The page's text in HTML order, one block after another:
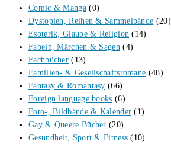
Comic & Manga (0)
Dystopien, Reihen & Sammelbände (20)
Esoterik, Glaube & Religion (14)
Fabeln, Märchen & Sagen (4)
Fachbücher (13)
Familien- & Gesellschaftsromane (48)
Fantasy & Romantasy (66)
Foreign language books (6)
Foto-, Bildbände & Kalender (1)
Gay & Queere Bücher (20)
Gesundheit, Sport & Fitness (10)